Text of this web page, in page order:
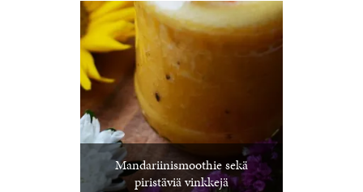
Mandariinismoothie sekä
piristäviä vinkkejä